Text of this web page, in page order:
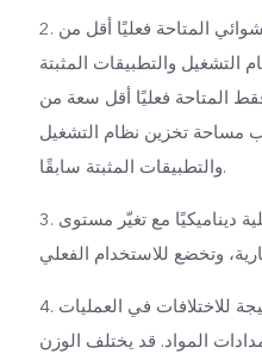
2. تكون سعة ذاكرة الوصول العشوائي المتاحة فعليًا أقل من
التشغيل والتطبيقات المثبتة
المتاحة فعليًا أقل سعة من
مساحة تخزين نظام التشغيل
والتطبيقات المثبتة سابقًا.
3. يتم ضبط طاقة الشحن الفعلية ديناميكيًا مع تغيّر مستوى
4. قد تختلف الأبعاد الفعلية نتيجة للاختلافات في العمليات
المواد. قد يختلف الوزن